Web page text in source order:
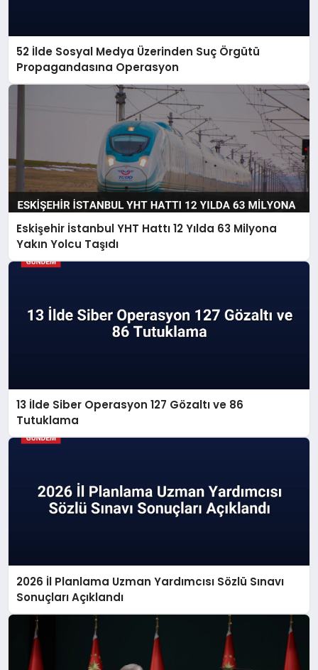
52 İlde Sosyal Medya Üzerinden Suç Örgütü
Propagandasına Operasyon
Eskişehir İstanbul YHT Hattı 12 Yılda 63 Milyona
Yakın Yolcu Taşıdı
13 İlde Siber Operasyon 127 Gözaltı ve 86
Tutuklama
2026 İl Planlama Uzman Yardımcısı Sözlü Sınavı
Sonuçları Açıklandı